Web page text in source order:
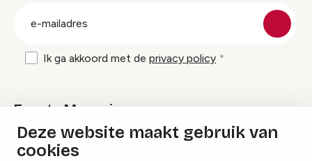
Deze website maakt gebruik van
cookies
Ik ga akkoord met de privacy policy
Events Magazine
Ik ontvang graag Events Magazine